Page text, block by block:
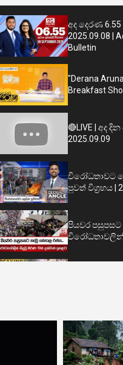
අද දෙරණ
2025.09.08 |
Bulletin
"Derana
Breakfast
🔴LIVE | අද
2025.09.09
විරෝධතාවට
පුවත් විග්‍රහය |
පියවර පසුපසට
විරෝධතාවලින්
2025.09.08 |
Bulletin